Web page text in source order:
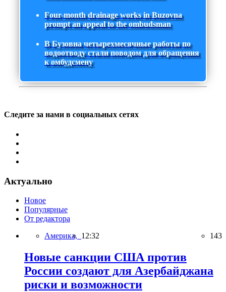
Four-month drainage works in Buzovna
prompt an appeal to the ombudsman
В Бузовна четырехмесячные работы по
водоотводу стали поводом для обращения
к омбудсмену
Следите за нами в социальных сетях
Актуально
Новое
Популярные
От редактора
Америка, 12:32 143
Новые санкции США против
России создают для Азербайджана
риски и возможности